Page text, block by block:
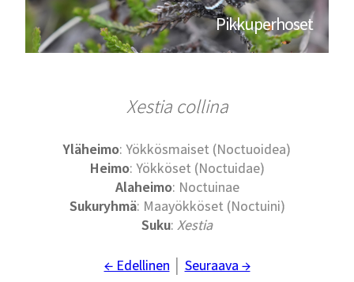
Pikkuperhoset
Xestia collina
Yläheimo: Yökkösmaiset (Noctuoidea)
Heimo: Yökköset (Noctuidae)
Alaheimo: Noctuinae
Sukuryhmä: Maayökköset (Noctuini)
Suku: Xestia
← Edellinen Seuraava →